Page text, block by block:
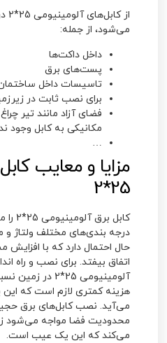
می‌شود، از جمله:
داخل داکت‌ها
پست‌های برق
تاسیسات داخل
برای نصب ثابت در
فضای آزاد مانند تیر
مکانیکی به کابل وجود
…
مزایا و معایب
25*2
کابل برق آلومینیومی 25*2
را
درجه بندی‌های مختلف ولتاژ و
حال احتمال دارد که با افزایش
اتفاق بیفتد. برای نصب و راه
آلومینیومی 25*2
در زمین
هزینه کمتری لازم است که
می‌آید. نصب کابل‌های برق
محدودیت فضا مواجه می‌شود
می‌کند که این یک عیب است.